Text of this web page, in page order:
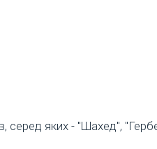
серед яких - "Шахед",